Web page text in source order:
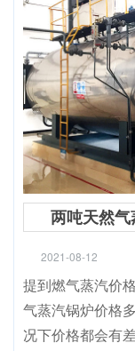
两吨天然
2021-08-12
提到燃气蒸汽价
气蒸汽锅炉价格
况下价格都会有